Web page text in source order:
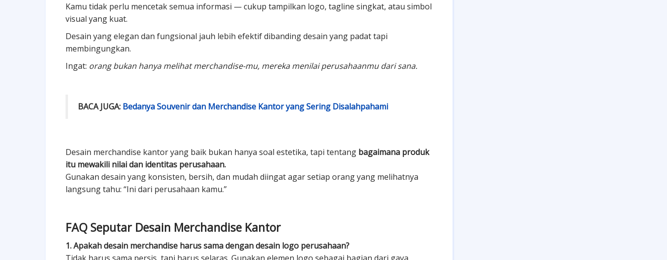
Kamu tidak perlu mencetak semua informasi — cukup tampilkan logo, tagline singkat, atau simbol
visual yang kuat.
Desain yang elegan dan fungsional jauh lebih efektif dibanding desain yang padat tapi
membingungkan.
Ingat: orang bukan hanya melihat merchandise-mu, mereka menilai perusahaanmu dari sana.
BACA JUGA: Bedanya Souvenir dan Merchandise Kantor yang Sering Disalahpahami
Desain merchandise kantor yang baik bukan hanya soal estetika, tapi tentang bagaimana produk
itu mewakili nilai dan identitas perusahaan.
Gunakan desain yang konsisten, bersih, dan mudah diingat agar setiap orang yang melihatnya
langsung tahu: “Ini dari perusahaan kamu.”
FAQ Seputar Desain Merchandise Kantor
1. Apakah desain merchandise harus sama dengan desain logo perusahaan?
Tidak harus sama persis, tapi harus selaras. Gunakan elemen logo sebagai bagian dari gaya